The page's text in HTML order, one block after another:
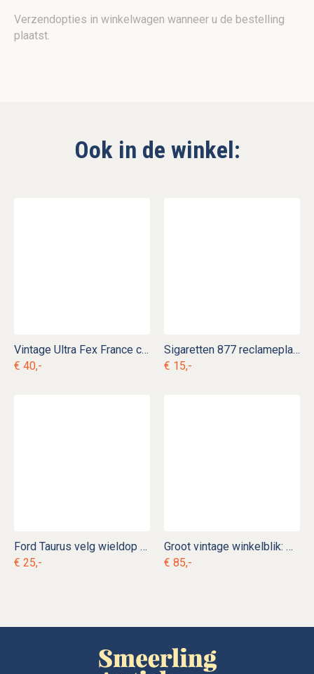
Verzendopties in winkelwagen wanneer u de bestelling
plaatst.
Ook in de winkel:
Vintage Ultra Fex France camera
€ 40,-
Sigaretten 877 reclameplaat
€ 15,-
Ford Taurus velg wieldop afdekplug
€ 25,-
Groot vintage winkelblik: Niemeijer's Koffie Thee
€ 85,-